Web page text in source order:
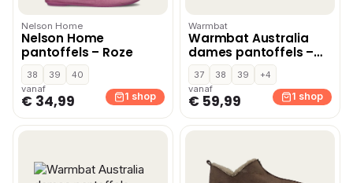
Nelson Home
Nelson Home
pantoffels – Roze
38 39
40
vanaf
€ 34,99 1 shop
Warmbat
Warmbat Australia
dames pantoffels –
Oudroze
37 38 39
+4
vanaf
€ 59,99 1 shop